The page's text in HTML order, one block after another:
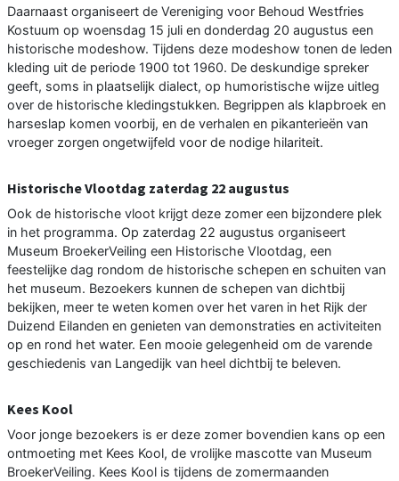
Daarnaast organiseert de Vereniging voor Behoud Westfries
Kostuum op woensdag 15 juli en donderdag 20 augustus een
historische modeshow. Tijdens deze modeshow tonen de leden
kleding uit de periode 1900 tot 1960. De deskundige spreker
geeft, soms in plaatselijk dialect, op humoristische wijze uitleg
over de historische kledingstukken. Begrippen als klapbroek en
harseslap komen voorbij, en de verhalen en pikanterieën van
vroeger zorgen ongetwijfeld voor de nodige hilariteit.
Historische Vlootdag zaterdag 22 augustus
Ook de historische vloot krijgt deze zomer een bijzondere plek
in het programma. Op zaterdag 22 augustus organiseert
Museum BroekerVeiling een Historische Vlootdag, een
feestelijke dag rondom de historische schepen en schuiten van
het museum. Bezoekers kunnen de schepen van dichtbij
bekijken, meer te weten komen over het varen in het Rijk der
Duizend Eilanden en genieten van demonstraties en activiteiten
op en rond het water. Een mooie gelegenheid om de varende
geschiedenis van Langedijk van heel dichtbij te beleven.
Kees Kool
Voor jonge bezoekers is er deze zomer bovendien kans op een
ontmoeting met Kees Kool, de vrolijke mascotte van Museum
BroekerVeiling. Kees Kool is tijdens de zomermaanden